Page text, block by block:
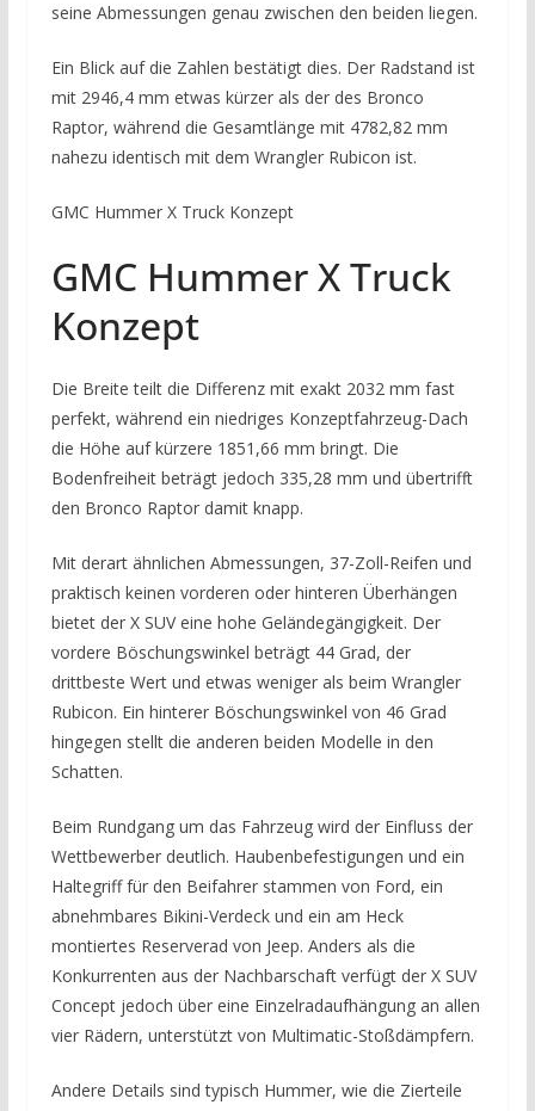
seine Abmessungen genau zwischen den beiden liegen.
Ein Blick auf die Zahlen bestätigt dies. Der Radstand ist
mit 2946,4 mm etwas kürzer als der des Bronco
Raptor, während die Gesamtlänge mit 4782,82 mm
nahezu identisch mit dem Wrangler Rubicon ist.
GMC Hummer X Truck Konzept
GMC Hummer X Truck
Konzept
Die Breite teilt die Differenz mit exakt 2032 mm fast
perfekt, während ein niedriges Konzeptfahrzeug-Dach
die Höhe auf kürzere 1851,66 mm bringt. Die
Bodenfreiheit beträgt jedoch 335,28 mm und übertrifft
den Bronco Raptor damit knapp.
Mit derart ähnlichen Abmessungen, 37-Zoll-Reifen und
praktisch keinen vorderen oder hinteren Überhängen
bietet der X SUV eine hohe Geländegängigkeit. Der
vordere Böschungswinkel beträgt 44 Grad, der
drittbeste Wert und etwas weniger als beim Wrangler
Rubicon. Ein hinterer Böschungswinkel von 46 Grad
hingegen stellt die anderen beiden Modelle in den
Schatten.
Beim Rundgang um das Fahrzeug wird der Einfluss der
Wettbewerber deutlich. Haubenbefestigungen und ein
Haltegriff für den Beifahrer stammen von Ford, ein
abnehmbares Bikini-Verdeck und ein am Heck
montiertes Reserverad von Jeep. Anders als die
Konkurrenten aus der Nachbarschaft verfügt der X SUV
Concept jedoch über eine Einzelradaufhängung an allen
vier Rädern, unterstützt von Multimatic-Stoßdämpfern.
Andere Details sind typisch Hummer, wie die Zierteile